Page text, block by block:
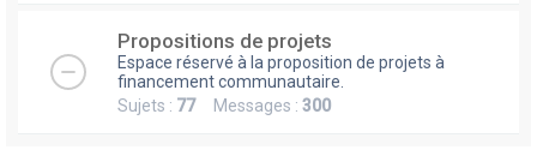
Propositions de projets
Espace réservé à la proposition de projets à
financement communautaire.
Sujets : 77Messages : 300